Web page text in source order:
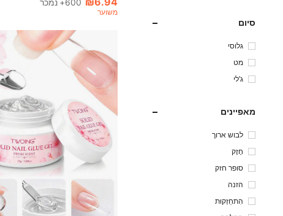
סיום
גלוסי
מט
ג'לי
מאפיינים
לבוש ארוך
חָזָק
סופר חזק
הזנה
הִתחַזְקוּת
600+ נמכר
משוער